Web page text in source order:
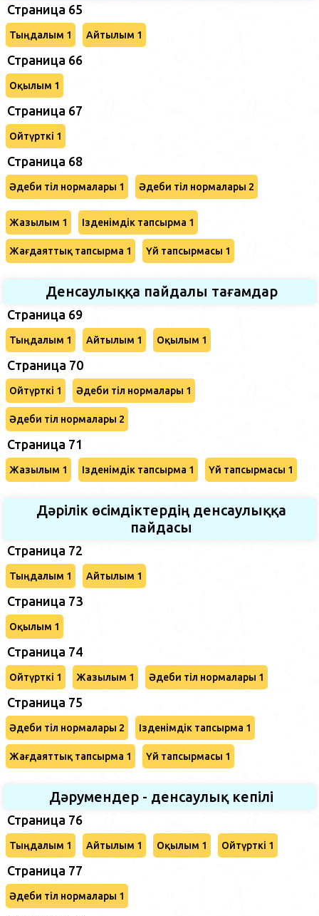
Страница 65
Тыңдалым 1 Айтылым 1
Страница 66
Оқылым 1
Страница 67
Ойтүрткі 1
Страница 68
Әдеби тіл нормалары 1 Әдеби тіл нормалары 2
Жазылым 1 Ізденімдік тапсырма 1
Жағдаяттық тапсырма 1 Үй тапсырмасы 1
Денсаулыққа пайдалы тағамдар
Страница 69
Тыңдалым 1 Айтылым 1 Оқылым 1
Cтраница 70
Ойтүрткі 1 Әдеби тіл нормалары 1
Әдеби тіл нормалары 2
Страница 71
Жазылым 1 Ізденімдік тапсырма 1 Үй тапсырмасы 1
Дәрілік өсімдіктердің денсаулыққа
пайдасы
Страница 72
Тыңдалым 1 Айтылым 1
Страница 73
Оқылым 1
Страница 74
Ойтүрткі 1 Жазылым 1 Әдеби тіл нормалары 1
Страница 75
Әдеби тіл нормалары 2 Ізденімдік тапсырма 1
Жағдаяттық тапсырма 1 Үй тапсырмасы 1
Дәрумендер - денсаулық кепілі
Страница 76
Тыңдалым 1 Айтылым 1 Оқылым 1 Ойтүрткі 1
Страница 77
Әдеби тіл нормалары 1